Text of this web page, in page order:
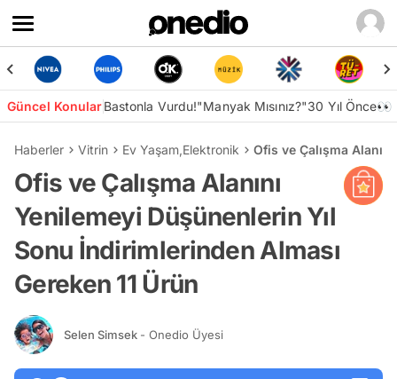
Güncel KonularBastonla Vurdu!"Manyak Mısınız?"30 Yıl Önce👀
Haberler Vitrin Ev Yaşam,Elektronik Ofis ve Çalışma
Ofis ve Çalışma Alanını
Yenilemeyi Düşünenlerin Yıl
Sonu İndirimlerinden Alması
Gereken 11 Ürün
Selen Simsek - Onedio Üyesi